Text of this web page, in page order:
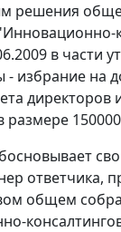
решения
в части
- избрание на
директоров
размере
ответчика,
общем